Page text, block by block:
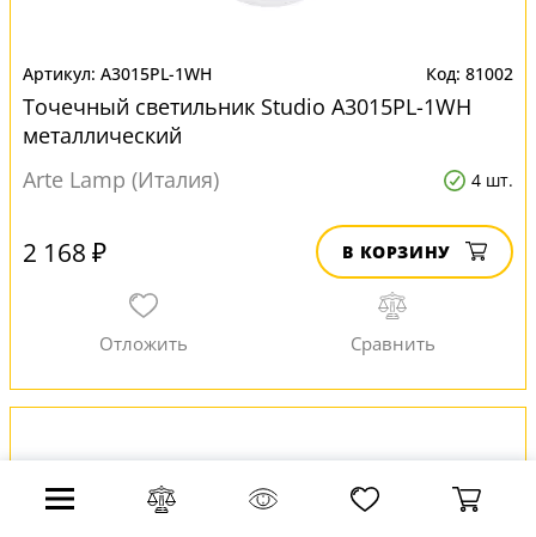
A3015PL-1WH 81002
Точечный светильник Studio A3015PL-1WH
металлический
Arte Lamp (Италия)
4 шт.
2 168 ₽ В КОРЗИНУ